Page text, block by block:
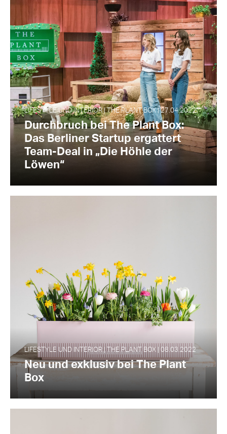
LIFESTYLE UND INTERIOR | THE PLANT BOX | 27.04.2022
Durchbruch bei The Plant Box:
Das Berliner Startup ergattert
Team-Deal in „Die Höhle der
Löwen“
LIFESTYLE UND INTERIOR | THE PLANT BOX | 08.03.2022
Neu und exklusiv bei The Plant
Box